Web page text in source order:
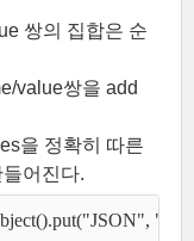
쌍의 집합은 순
value쌍을 add
을 정확히 따른
어진다.